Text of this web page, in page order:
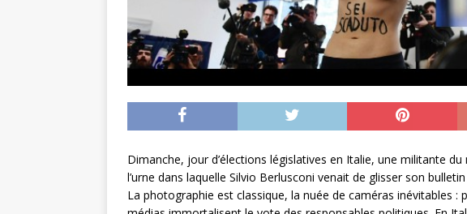
Dimanche, jour d’élections législatives en Italie, une militante
l’urne dans laquelle Silvio Berlusconi venait de glisser son
La photographie est classique, la nuée de caméras inévitables